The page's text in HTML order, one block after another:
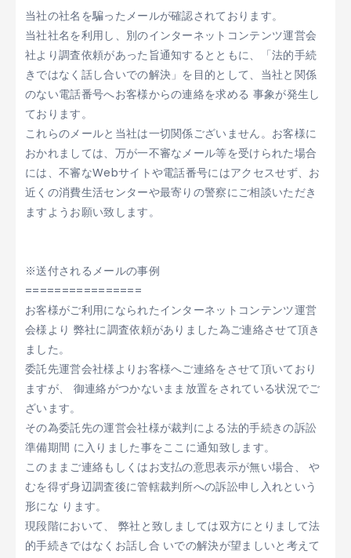
当社の社名を騙ったメールが確認されております。
当社社名を利用し、別のインターネットコンテンツ運営会
社より調査依頼があった旨通知するとともに、「法的手続
きではなく話し合いでの解決」を目的として、当社と関係
のない電話番号へお客様からの連絡を求める 事象が発生し
ております。
これらのメールと当社は一切関係ございません。お客様に
おかれましては、 万が一不審なメール等を受けられた場合
には、 不審なWebサイトや電話番号にはアクセスせず、お
近くの消費生活センターや最寄りの警察にご相談いただき
ますようお願い致します。
※送付されるメールの事例
================
お客様がご利用になられたインターネットコンテンツ運営
会様より 弊社に調査依頼がありました為ご連絡させて頂き
ました。
委託先運営会社様よりお客様へご連絡をさせて頂いており
ますが、 御連絡がつかないまま放置をされている状況でご
ざいます。
その為委託先の運営会社様が裁判による法的手続きの訴訟
準備期間 に入りました事をここに通知致します。
このままご連絡もしくはお支払の意思表示が無い場合、 や
むを得ず身辺調査後に管轄裁判所への訴訟申し入れという
形にな ります。
現段階において、 弊社と致しましては双方にとりまして法
的手続きではなくお話し合 いでの解決が望ましいと考えて